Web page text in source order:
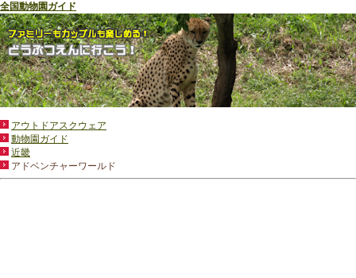
全国動物園ガイド
アウトドアスクウェア
動物園ガイド
近畿
アドベンチャーワールド